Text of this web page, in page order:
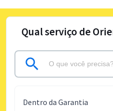
Qual serviço de
Dentro da Garantia